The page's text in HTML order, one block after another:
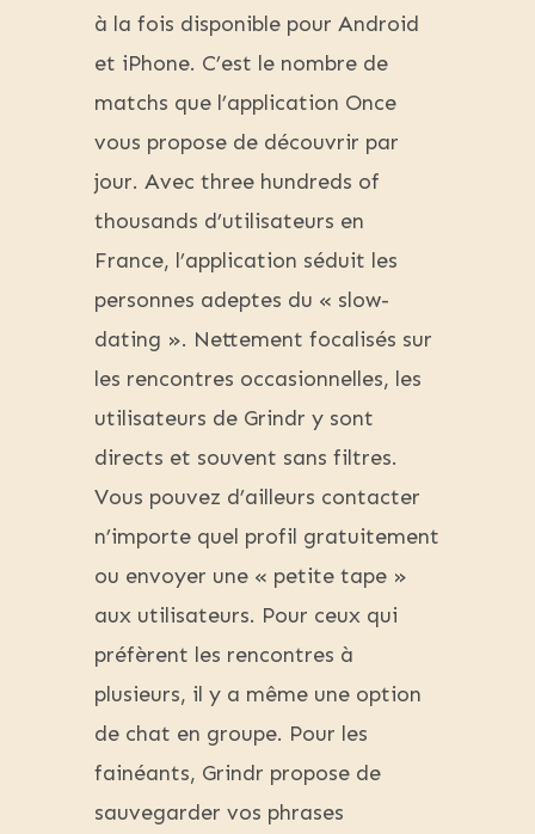
à la fois disponible pour Android
et iPhone. C’est le nombre de
matchs que l’application Once
vous propose de découvrir par
jour. Avec three hundreds of
thousands d’utilisateurs en
France, l’application séduit les
personnes adeptes du « slow-
dating ». Nettement focalisés sur
les rencontres occasionnelles, les
utilisateurs de Grindr y sont
directs et souvent sans filtres.
Vous pouvez d’ailleurs contacter
n’importe quel profil gratuitement
ou envoyer une « petite tape »
aux utilisateurs. Pour ceux qui
préfèrent les rencontres à
plusieurs, il y a même une option
de chat en groupe. Pour les
fainéants, Grindr propose de
sauvegarder vos phrases